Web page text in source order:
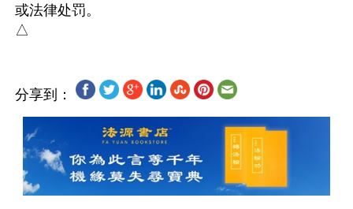
或法律处罚。
分享到：